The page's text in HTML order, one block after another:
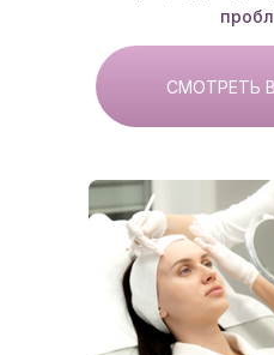
СМОТРЕТЬ